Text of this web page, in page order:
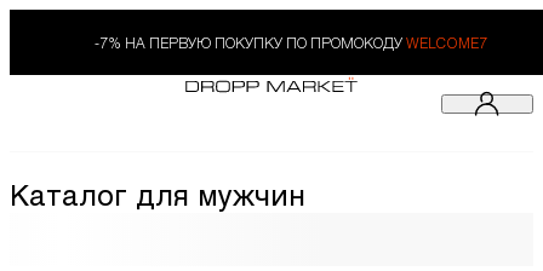
-7% НА ПЕРВУЮ ПОКУПКУ ПО ПРОМОКОДУ WELCOME7
Каталог для мужчин